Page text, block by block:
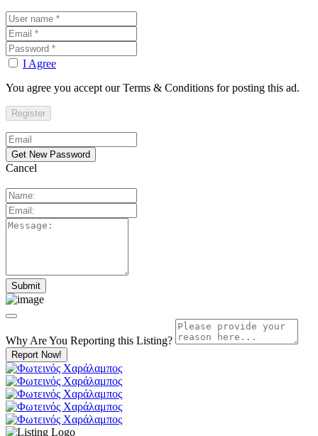
I Agree
You agree you accept our Terms & Conditions for posting this ad.
Cancel
Why Are You Reporting this Listing?
Report Now!